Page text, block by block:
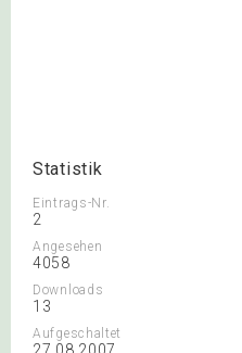
Statistik
Eintrags-Nr.
2
Angesehen
4058
Downloads
13
Aufgeschaltet